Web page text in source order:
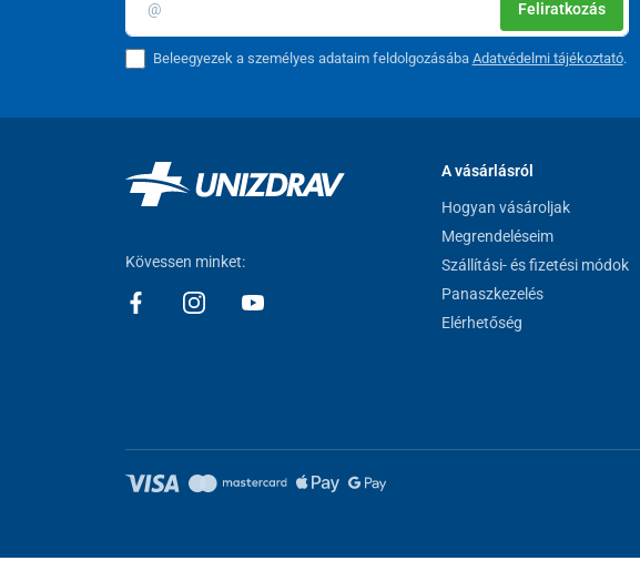
Feliratkozás
Beleegyezek a személyes adataim feldolgozásába Adatvédelmi tájékoztató.
Kövessen minket:
A vásárlásról
Hogyan vásároljak
Megrendeléseim
Szállítási- és fizetési módok
Panaszkezelés
Elérhetőség